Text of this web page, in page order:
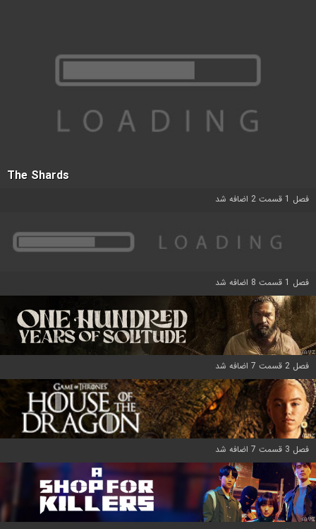
The Shards
فصل 1 قسمت 2 اضافه شد
فصل 1 قسمت 8 اضافه شد
فصل 2 قسمت 7 اضافه شد
فصل 3 قسمت 7 اضافه شد